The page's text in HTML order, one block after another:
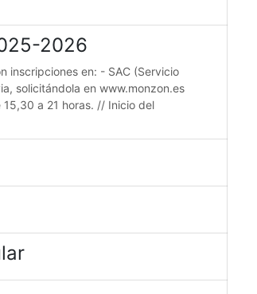
2026
inscripciones en: - SAC (Servicio
solicitándola en www.monzon.es
a 21 horas. // Inicio del